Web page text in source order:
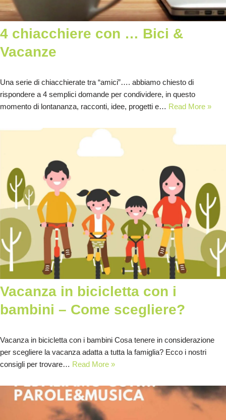
4 chiacchiere con … Bici &
Vacanze
Una serie di chiacchierate tra “amici”…. abbiamo chiesto di
rispondere a 4 semplici domande per condividere, in questo
momento di lontananza, racconti, idee, progetti e… Read More »
Vacanza in bicicletta con i
bambini – Come scegliere?
Vacanza in bicicletta con i bambini Cosa tenere in considerazione
per scegliere la vacanza adatta a tutta la famiglia? Ecco i nostri
consigli per trovare… Read More »